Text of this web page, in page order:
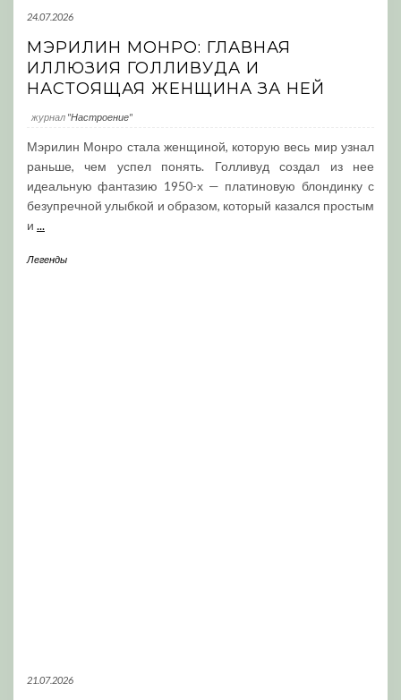
24.07.2026
МЭРИЛИН МОНРО: ГЛАВНАЯ
ИЛЛЮЗИЯ ГОЛЛИВУДА И
НАСТОЯЩАЯ ЖЕНЩИНА ЗА НЕЙ
журнал "Настроение"
Мэрилин Монро стала женщиной, которую весь мир узнал
раньше, чем успел понять. Голливуд создал из нее
идеальную фантазию 1950-х — платиновую блондинку с
безупречной улыбкой и образом, который казался простым
и ...
Легенды
21.07.2026